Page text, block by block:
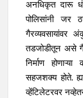
अनधिकृत दारू
पोलिसांनी जर
गैरव्यवसायांवर
तडजोडीतून असे
निर्माण
सहजशक्य होते.
व्हेंटिलेटरवर